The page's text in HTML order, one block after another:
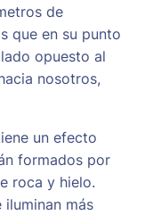
de
que en su punto
opuesto al
nosotros,
un efecto
formados por
roca y hielo.
más